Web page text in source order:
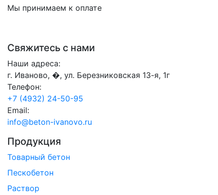
Мы принимаем к оплате
Свяжитесь с нами
Наши адреса:
г. Иваново, �, ул. Березниковская 13-я, 1г
Телефон:
+7 (4932) 24-50-95
Email:
info@beton-ivanovo.ru
Продукция
Товарный бетон
Пескобетон
Раствор